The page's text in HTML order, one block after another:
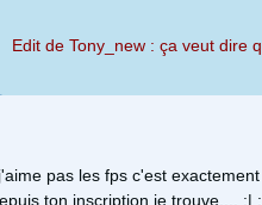
Edit de Tony_new : ça veut dire
pas les fps c'est
ton inscription je trouve.... :|